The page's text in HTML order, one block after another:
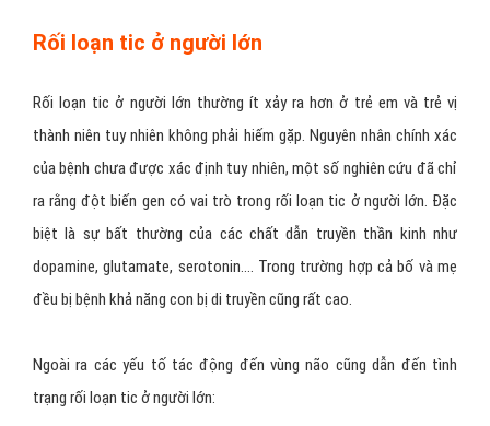
Rối loạn tic ở người lớn
Rối loạn tic ở người lớn thường ít xảy ra hơn ở trẻ em và trẻ vị
thành niên tuy nhiên không phải hiếm gặp. Nguyên nhân chính xác
của bệnh chưa được xác định tuy nhiên, một số nghiên cứu đã chỉ
ra rằng đột biến gen có vai trò trong rối loạn tic ở người lớn. Đặc
biệt là sự bất thường của các chất dẫn truyền thần kinh như
dopamine, glutamate, serotonin…. Trong trường hợp cả bố và mẹ
đều bị bệnh khả năng con bị di truyền cũng rất cao.
Ngoài ra các yếu tố tác động đến vùng não cũng dẫn đến tình
trạng rối loạn tic ở người lớn: